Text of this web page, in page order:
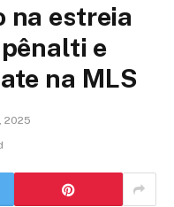
na estreia
e
na MLS
2025